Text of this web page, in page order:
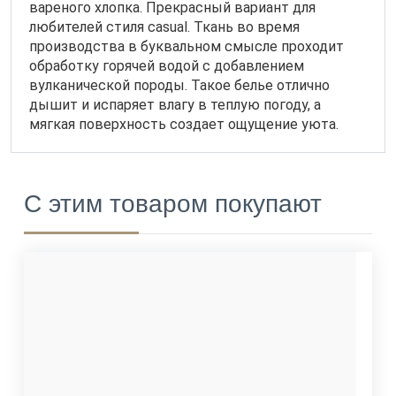
вареного хлопка. Прекрасный вариант для
любителей стиля casual. Ткань во время
производства в буквальном смысле проходит
обработку горячей водой с добавлением
вулканической породы. Такое белье отлично
дышит и испаряет влагу в теплую погоду, а
мягкая поверхность создает ощущение уюта.
С этим товаром покупают